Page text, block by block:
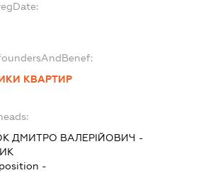
КВАРТИР
ДМИТРО ВАЛЕРІЙОВИЧ -
-